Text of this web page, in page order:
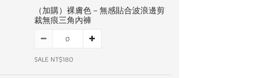
（加購）裸膚色－無感貼合波浪邊剪
裁無痕三角內褲
SALE NT$180